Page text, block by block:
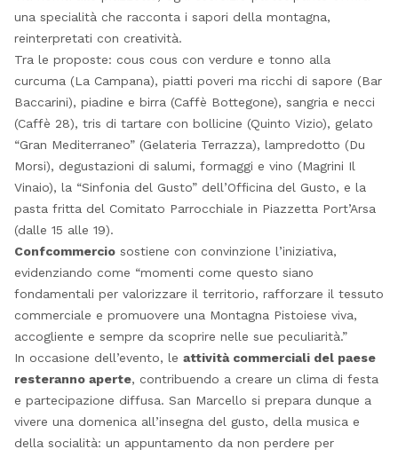
una specialità che racconta i sapori della montagna,
reinterpretati con creatività.
Tra le proposte: cous cous con verdure e tonno alla
curcuma (La Campana), piatti poveri ma ricchi di sapore (Bar
Baccarini), piadine e birra (Caffè Bottegone), sangria e necci
(Caffè 28), tris di tartare con bollicine (Quinto Vizio), gelato
“Gran Mediterraneo” (Gelateria Terrazza), lampredotto (Du
Morsi), degustazioni di salumi, formaggi e vino (Magrini Il
Vinaio), la “Sinfonia del Gusto” dell’Officina del Gusto, e la
pasta fritta del Comitato Parrocchiale in Piazzetta Port’Arsa
(dalle 15 alle 19).
Confcommerciosostiene con convinzione l’iniziativa,
evidenziando come “momenti come questo siano
fondamentali per valorizzare il territorio, rafforzare il tessuto
commerciale e promuovere una Montagna Pistoiese viva,
accogliente e sempre da scoprire nelle sue peculiarità.”
In occasione dell’evento, le attività commerciali del paese
resteranno aperte, contribuendo a creare un clima di festa
e partecipazione diffusa. San Marcello si prepara dunque a
vivere una domenica all’insegna del gusto, della musica e
della socialità: un appuntamento da non perdere per